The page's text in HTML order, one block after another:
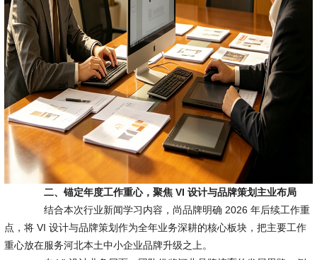
二、锚定年度工作重心，聚焦 VI 设计与品牌策划主业布局
结合本次行业新闻学习内容，尚品牌明确 2026 年后续工作重
点，将 VI 设计与品牌策划作为全年业务深耕的核心板块，把主要工作
重心放在服务河北本土中小企业品牌升级之上。